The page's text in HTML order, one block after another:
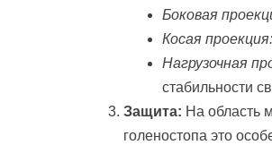
Боковая
Косая проекция:
Нагрузочная
стабильности
Защита: На область
голеностопа это